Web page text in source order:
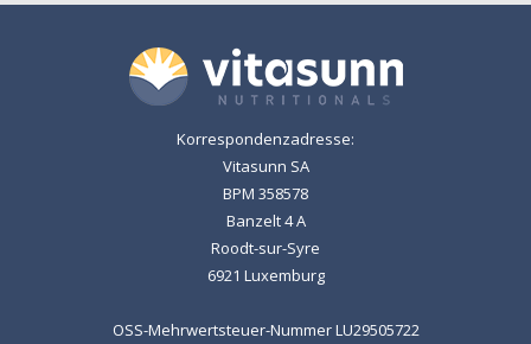
Korrespondenzadresse:
Vitasunn SA
BPM 358578
Banzelt 4 A
Roodt-sur-Syre
6921 Luxemburg
OSS-Mehrwertsteuer-Nummer LU29505722